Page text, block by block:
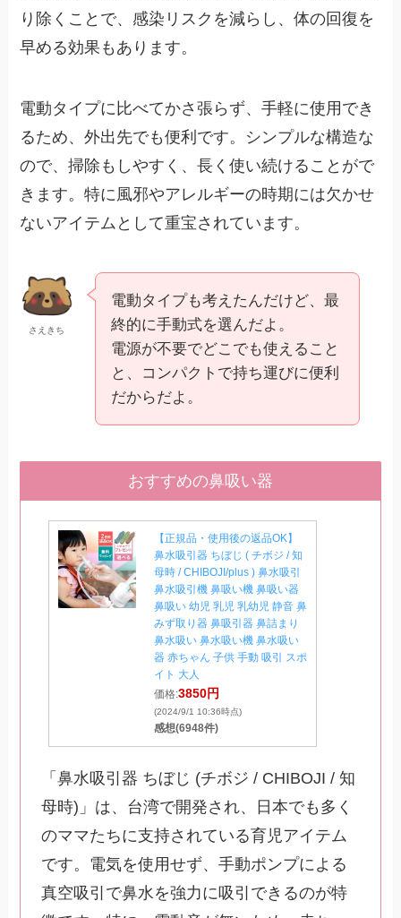
り除くことで、感染リスクを減らし、体の回復を
早める効果もあります。
電動タイプに比べてかさ張らず、手軽に使用でき
るため、外出先でも便利です。シンプルな構造な
ので、掃除もしやすく、長く使い続けることがで
きます。特に風邪やアレルギーの時期には欠かせ
ないアイテムとして重宝されています。
さえきち
電動タイプも考えたんだけど、最
終的に手動式を選んだよ。
電源が不要でどこでも使えること
と、コンパクトで持ち運びに便利
だからだよ。
おすすめの鼻吸い器
【正規品・使用後の返品OK】
鼻水吸引器 ちぼじ ( チボジ / 知
母時 / CHIBOJI/plus ) 鼻水吸引
鼻水吸引機 鼻吸い機 鼻吸い器
鼻吸い 幼児 乳児 乳幼児 静音 鼻
みず取り器 鼻吸引器 鼻詰まり
鼻水吸い 鼻水吸い機 鼻水吸い
器 赤ちゃん 子供 手動 吸引 スポ
イト 大人
価格:3850円
(2024/9/1 10:36時点)
感想(6948件)
「鼻水吸引器 ちぼじ (チボジ / CHIBOJI / 知
母時)」は、台湾で開発され、日本でも多く
のママたちに支持されている育児アイテム
です。電気を使用せず、手動ポンプによる
真空吸引で鼻水を強力に吸引できるのが特